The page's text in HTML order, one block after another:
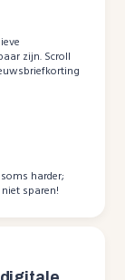
zijn. Scroll
harder;
sparen!